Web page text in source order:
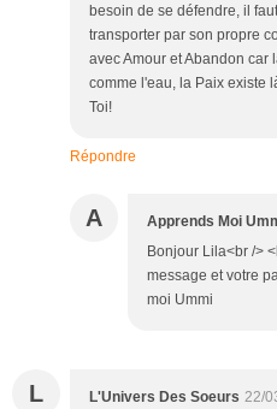
besoin de se défendre, il
transporter par son propre
avec Amour et Abandon car
comme l'eau, la Paix existe
Toi!
Répondre
A Apprends Moi
Bonjour Lila<br />
message et votre
moi Ummi
L L'Univers Des Soeurs 22/